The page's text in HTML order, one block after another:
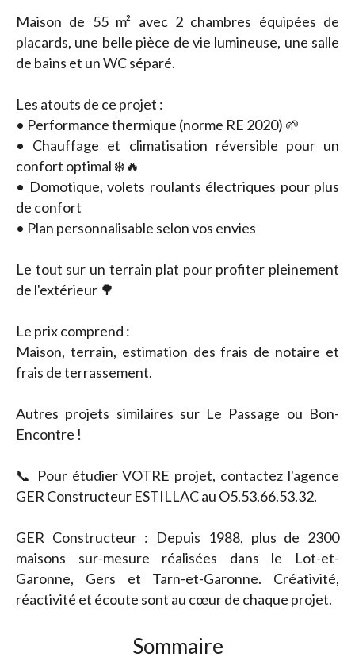
Maison de 55 m² avec 2 chambres équipées de
placards, une belle pièce de vie lumineuse, une salle
de bains et un WC séparé.
Les atouts de ce projet :
• Performance thermique (norme RE 2020) 🌱
• Chauffage et climatisation réversible pour un
confort optimal ❄️🔥
• Domotique, volets roulants électriques pour plus
de confort
• Plan personnalisable selon vos envies
Le tout sur un terrain plat pour profiter pleinement
de l'extérieur 🌳
Le prix comprend :
Maison, terrain, estimation des frais de notaire et
frais de terrassement.
Autres projets similaires sur Le Passage ou Bon-
Encontre !
📞 Pour étudier VOTRE projet, contactez l'agence
GER Constructeur ESTILLAC au O5.53.66.53.32.
GER Constructeur : Depuis 1988, plus de 2300
maisons sur-mesure réalisées dans le Lot-et-
Garonne, Gers et Tarn-et-Garonne. Créativité,
réactivité et écoute sont au cœur de chaque projet.
Sommaire